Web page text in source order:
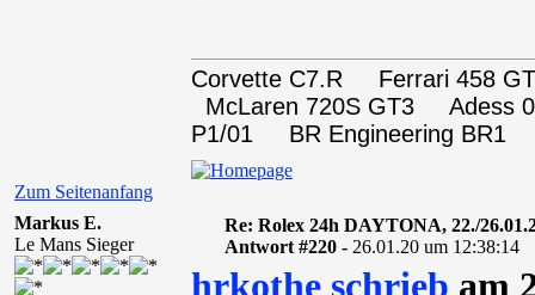
Zum Seitenanfang
Corvette C7.R Ferrari 458
McLaren 720S GT3
P1/01 BR Engineering BR1
Markus E.
Le Mans Sieger
Re: Rolex 24h DAYTONA, 22./
Antwort #220 - 26.01.20 um 12:38:14
hrkothe schrieb am